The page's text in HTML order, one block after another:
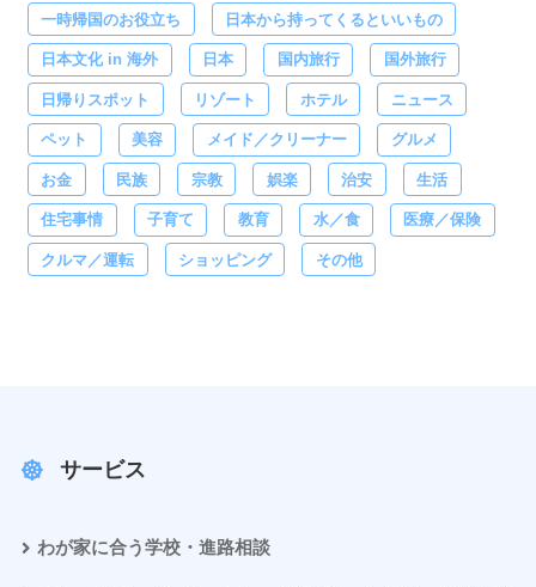
一時帰国のお役立ち 日本から持ってくるといいもの
日本文化 in 海外 日本 国内旅行 国外旅行
日帰りスポット リゾート ホテル ニュース
ペット 美容 メイド／クリーナー グルメ
お金 民族 宗教 娯楽 治安 生活
住宅事情 子育て 教育 水／食 医療／保険
クルマ／運転 ショッピング その他
サービス
わが家に合う学校・進路相談